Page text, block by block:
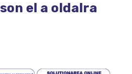
el a oldalra